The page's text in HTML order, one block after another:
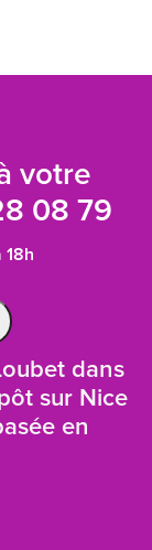
votre
08 79
18h
dans
sur Nice
en